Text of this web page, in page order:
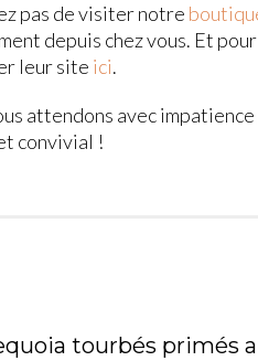
pas de visiter notre
depuis chez vous. Et
leur site ici.
attendons avec
convivial !
tourbés primés